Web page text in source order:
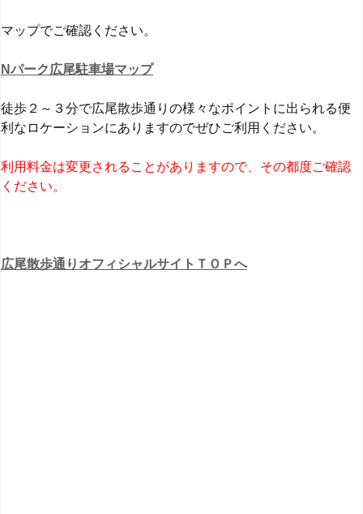
マップでご確認ください。
Nパーク広尾駐車場マップ
徒歩２～３分で広尾散歩通りの様々なポイントに出られる便
利なロケーションにありますのでぜひご利用ください。
利用料金は変更されることがありますので、その都度ご確認
ください。
広尾散歩通りオフィシャルサイトＴＯＰへ